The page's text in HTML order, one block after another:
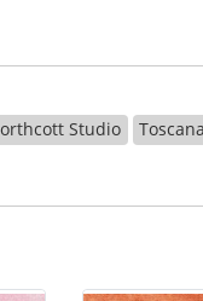
Studio Toscana